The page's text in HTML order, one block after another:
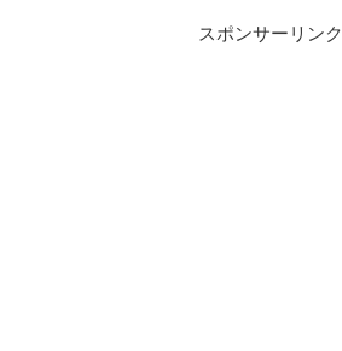
スポンサーリンク